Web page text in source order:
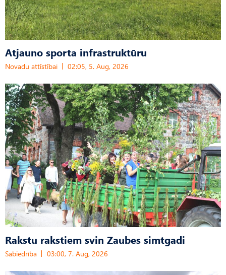
Atjauno sporta infrastruktūru
Novadu attīstībai 02:05, 5. Aug, 2026
Rakstu rakstiem svin Zaubes simtgadi
Sabiedrība 03:00, 7. Aug, 2026